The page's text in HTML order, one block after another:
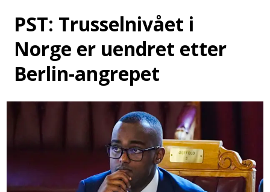
PST: Trusselnivået i
Norge er uendret etter
Berlin-angrepet